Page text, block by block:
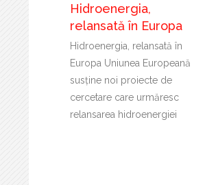
Hidroenergia,
relansată în Europa
Hidroenergia, relansată în
Europa Uniunea Europeană
susține noi proiecte de
cercetare care urmăresc
relansarea hidroenergiei